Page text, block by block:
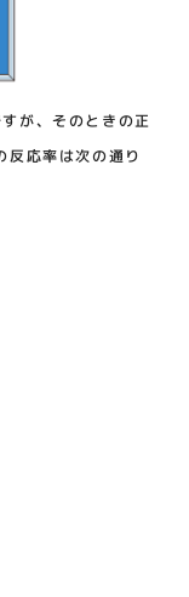
が、そのときの正
反応率は次の通り